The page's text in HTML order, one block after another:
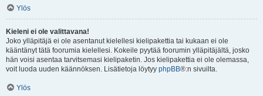
Ylös
Kieleni ei ole valittavana!
Joko ylläpitäjä ei ole asentanut kielellesi kielipakettia tai kukaan ei ole
kääntänyt tätä foorumia kielellesi. Kokeile pyytää foorumin ylläpitäjältä, josko
hän voisi asentaa tarvitsemasi kielipaketin. Jos kielipakettia ei ole olemassa,
voit luoda uuden käännöksen. Lisätietoja löytyy phpBB®:n sivuilta.
Ylös